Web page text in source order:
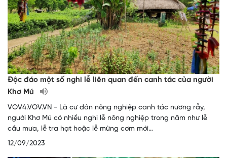
Độc đáo một số nghi lễ liên quan đến canh tác của người
Khơ Mú
VOV4.VOV.VN - Là cư dân nông nghiệp canh tác nương rẫy,
người Khơ Mú có nhiều nghi lễ nông nghiệp trong năm như lễ
cầu mưa, lễ tra hạt hoặc lễ mừng cơm mới…
12/09/2023